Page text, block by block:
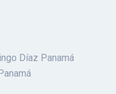
Díaz Panamá